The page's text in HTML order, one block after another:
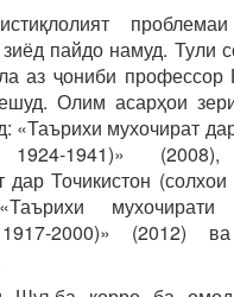
пайдо намуд. Тули
аз ҷониби профессор
Олим асарҳои
«Таърихи мухочират
1924-1941)»
дар Точикистон
мухочирати
2000)» (2012)